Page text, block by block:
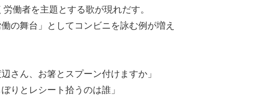
働者を主題とする歌が現れだす。
の舞台」としてコンビニを詠む例が増え
さん、お箸とスプーン付けますか」
りとレシート拾うのは誰」